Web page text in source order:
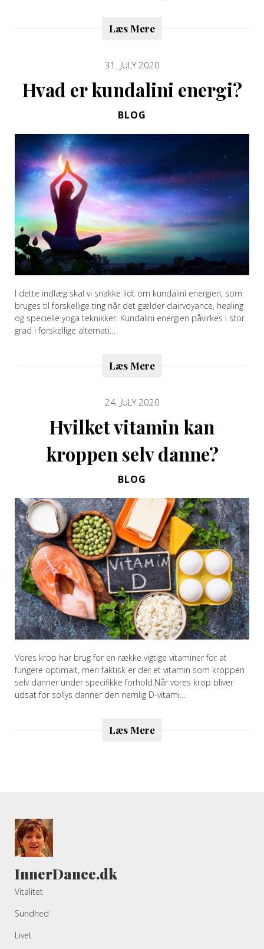
Læs Mere
31. JULY 2020
Hvad er kundalini energi?
BLOG
I dette indlæg skal vi snakke lidt om kundalini energien, som
bruges til forskellige ting når det gælder clairvoyance, healing
og specielle yoga teknikker. Kundalini energien påvirkes i stor
grad i forskellige alternati…
Læs Mere
24. JULY 2020
Hvilket vitamin kan
kroppen selv danne?
BLOG
Vores krop har brug for en række vigtige vitaminer for at
fungere optimalt, men faktisk er der et vitamin som kroppen
selv danner under specifikke forhold.Når vores krop bliver
udsat for sollys danner den nemlig D-vitami…
Læs Mere
InnerDance.dk
Vitalitet
Sundhed
Livet